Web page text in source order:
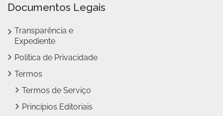
Documentos Legais
Transparência e
Expediente
Política de Privacidade
Termos
Termos de Serviço
Princípios Editoriais